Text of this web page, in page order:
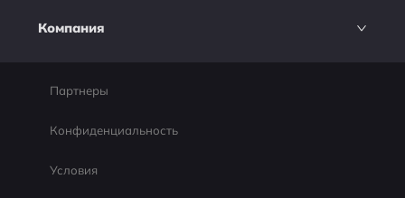
Компания
Партнеры
Конфиденциальность
Условия